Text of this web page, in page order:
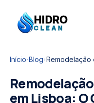
HIDRO
CLEAN
HidroClean
Início Blog
em Lisboa: